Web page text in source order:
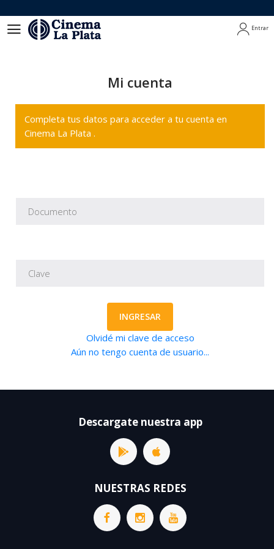
Entrar
Mi cuenta
Completa tus datos para acceder a tu cuenta en
Cinema La Plata .
INGRESAR
Olvidé mi clave de acceso
Aún no tengo cuenta de usuario...
Descargate nuestra app
NUESTRAS REDES